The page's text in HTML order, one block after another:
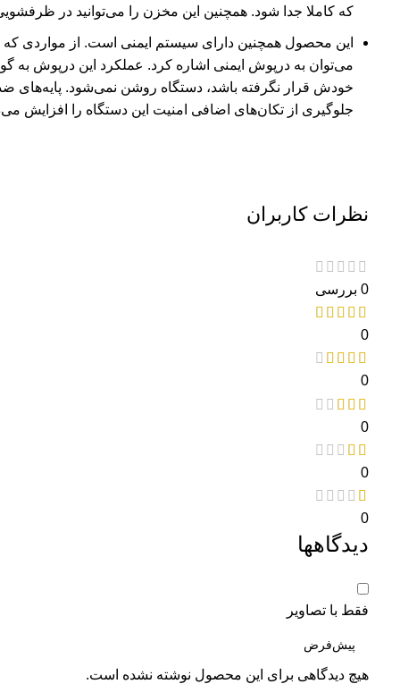
که کاملا جدا شود. همچنین این مخزن را می‌توانید در
این محصول همچنین دارای سیستم ایمنی است. از مواردی
می‌توان به درپوش ایمنی اشاره کرد. عملکرد این درپوش
خودش قرار نگرفته باشد، دستگاه روشن نمی‌شود. پایه‌های
جلوگیری از تکان‌های اضافی امنیت این دستگاه را افزایش
نظرات کاربران
0 بررسی
0
0
0
0
0
دیدگاهها
فقط با تصاویر
هیچ دیدگاهی برای این محصول نوشته نشده است.